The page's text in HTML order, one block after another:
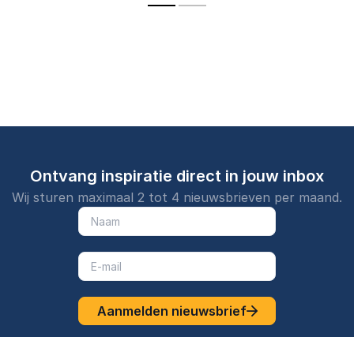
samenbrengt op elk
Ontvang inspiratie direct in jouw inbox
Wij sturen maximaal 2 tot 4 nieuwsbrieven per maand.
Aanmelden nieuwsbrief